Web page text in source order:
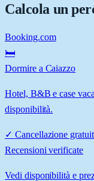
Calcola un
Booking.com
🛏️
Dormire a Caiazzo
Hotel, B&B e case
disponibilità.
✓ Cancellazione
Recensioni verificate
Vedi disponibilità e